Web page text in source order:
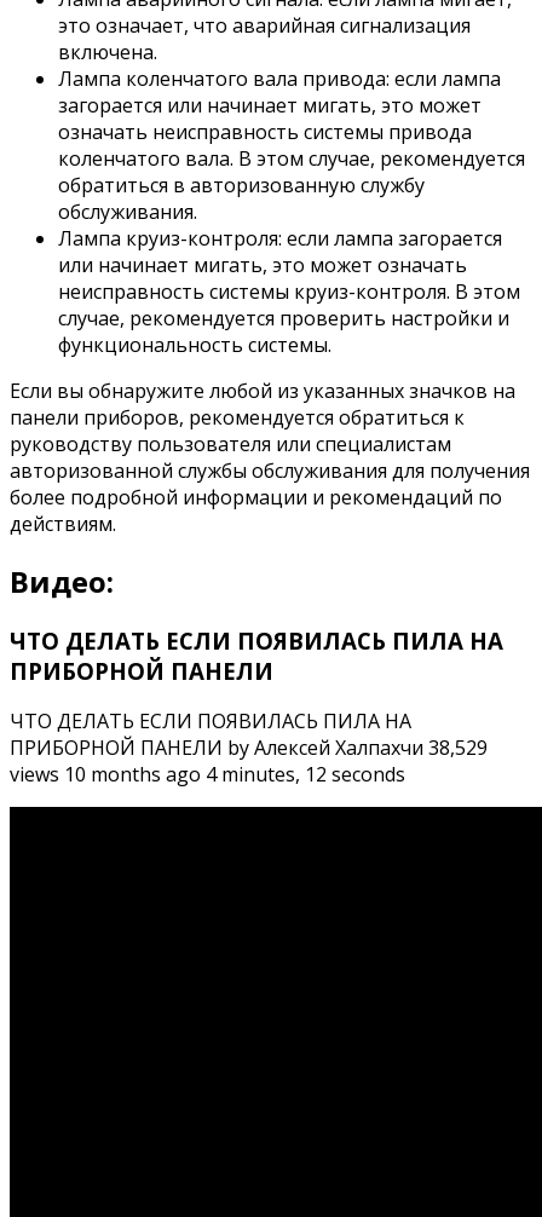
это означает, что аварийная сигнализация
включена.
Лампа коленчатого вала привода: если лампа
загорается или начинает мигать, это может
означать неисправность системы привода
коленчатого вала. В этом случае, рекомендуется
обратиться в авторизованную службу
обслуживания.
Лампа круиз-контроля: если лампа загорается
или начинает мигать, это может означать
неисправность системы круиз-контроля. В этом
случае, рекомендуется проверить настройки и
функциональность системы.
Если вы обнаружите любой из указанных значков на
панели приборов, рекомендуется обратиться к
руководству пользователя или специалистам
авторизованной службы обслуживания для получения
более подробной информации и рекомендаций по
действиям.
Видео:
ЧТО ДЕЛАТЬ ЕСЛИ ПОЯВИЛАСЬ ПИЛА НА
ПРИБОРНОЙ ПАНЕЛИ
ЧТО ДЕЛАТЬ ЕСЛИ ПОЯВИЛАСЬ ПИЛА НА
ПРИБОРНОЙ ПАНЕЛИ by Алексей Халпахчи 38,529
views 10 months ago 4 minutes, 12 seconds